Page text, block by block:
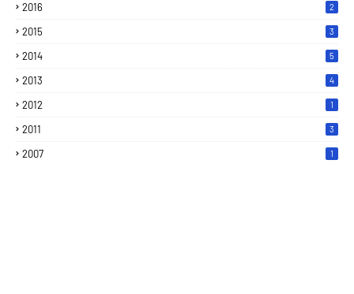
2016 2
2015 3
2014 5
2013 4
2012 1
2011 3
2007 1